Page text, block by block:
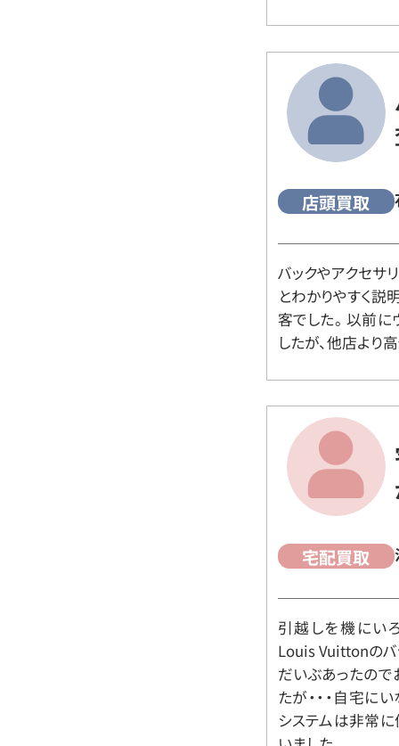
店頭買取
バックやアクセサ
とわかりやすく説
客でした。 以前
したが、他店より
宅配買取
引越しを機にい
Louis Vuittonのバ
だいぶあったので
たが・・・自宅に
システムは非常に